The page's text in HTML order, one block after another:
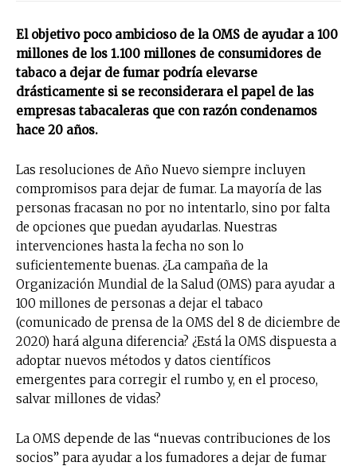
El objetivo poco ambicioso de la OMS de ayudar a 100
millones de los 1.100 millones de consumidores de
tabaco a dejar de fumar podría elevarse
drásticamente si se reconsiderara el papel de las
empresas tabacaleras que con razón condenamos
hace 20 años.
Las resoluciones de Año Nuevo siempre incluyen
compromisos para dejar de fumar. La mayoría de las
personas fracasan no por no intentarlo, sino por falta
de opciones que puedan ayudarlas. Nuestras
intervenciones hasta la fecha no son lo
suficientemente buenas. ¿La campaña de la
Organización Mundial de la Salud (OMS) para ayudar a
100 millones de personas a dejar el tabaco
(comunicado de prensa de la OMS del 8 de diciembre de
2020) hará alguna diferencia? ¿Está la OMS dispuesta a
adoptar nuevos métodos y datos científicos
emergentes para corregir el rumbo y, en el proceso,
salvar millones de vidas?
La OMS depende de las “nuevas contribuciones de los
socios” para ayudar a los fumadores a dejar de fumar